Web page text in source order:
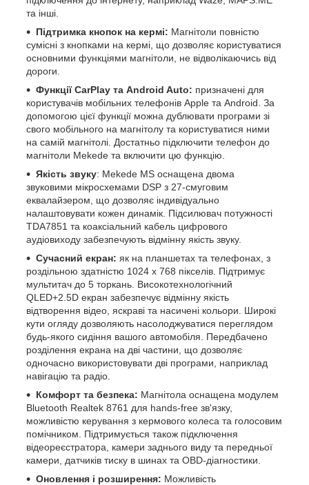
та інші.
Підтримка кнопок на кермі: Магнітоли повністю
сумісні з кнопками на кермі, що дозволяє користуватися
основними функціями магнітоли, не відволікаючись від
дороги.
Функції CarPlay та Android Auto: призначені для
користувачів мобільних телефонів Apple та Android. За
допомогою цієї функції можна дублювати програми зі
свого мобільного на магнітолу та користуватися ними
на самій магнітолі. Достатньо підключити телефон до
магнітоли Mekede та включити цю функцію.
Якість звуку: Mekede MS оснащена двома
звуковими мікросхемами DSP з 27-смуговим
еквалайзером, що дозволяє індивідуально
налаштовувати кожен динамік. Підсилювач потужності
TDA7851 та коаксіальний кабель цифрового
аудіовиходу забезпечують відмінну якість звуку.
Сучасний екран: як на планшетах та телефонах, з
роздільною здатністю 1024 х 768 пікселів. Підтримує
мультитач до 5 торкань. Високотехнологічний
QLED+2.5D екран забезпечує відмінну якість
відтворення відео, яскраві та насичені кольори. Широкі
кути огляду дозволяють насолоджуватися переглядом
будь-якого сидіння вашого автомобіля. Передбачено
розділення екрана на дві частини, що дозволяє
одночасно використовувати дві програми, наприклад
навігацію та радіо.
Комфорт та безпека: Магнітола оснащена модулем
Bluetooth Realtek 8761 для hands-free зв'язку,
можливістю керування з кермового колеса та голосовим
помічником. Підтримується також підключення
відеореєстратора, камери заднього виду та передньої
камери, датчиків тиску в шинах та OBD-діагностики.
Оновлення і розширення: Можливість